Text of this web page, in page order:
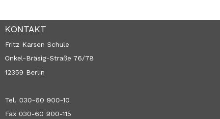
KONTAKT
Fritz Karsen Schule
Onkel-Bräsig-Straße 76/78
12359 Berlin
Tel. 030-60 900-10
Fax 030-60 900-115